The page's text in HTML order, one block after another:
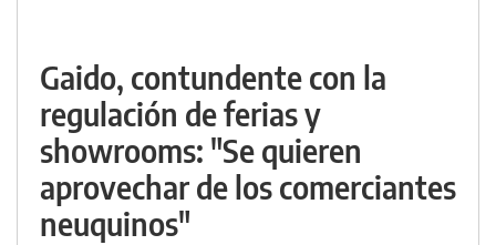
Gaido, contundente con la
regulación de ferias y
showrooms: "Se quieren
aprovechar de los comerciantes
neuquinos"